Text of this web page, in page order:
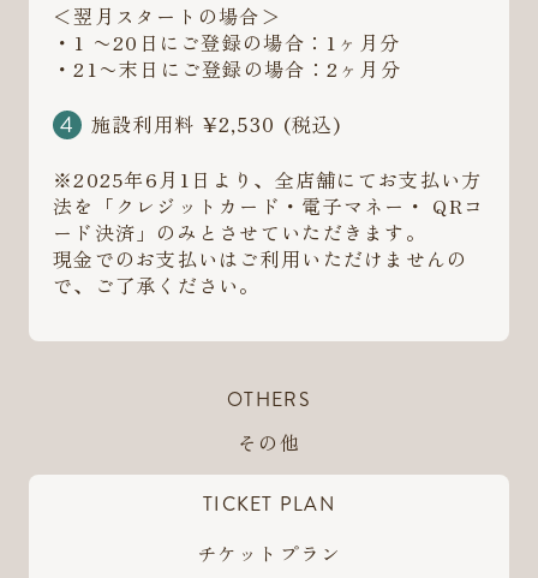
＜翌月スタートの場合＞
・1 〜20日にご登録の場合：1ヶ月分
・21〜末日にご登録の場合：2ヶ月分
施設利用料 ¥2,530 (税込)
※2025年6月1日より、全店舗にてお支払い方
法を「クレジットカード・電子マネー・ QRコ
ード決済」のみとさせていただきます。
現金でのお支払いはご利用いただけませんの
で、ご了承ください。
OTHERS
その他
TICKET PLAN
チケットプラン